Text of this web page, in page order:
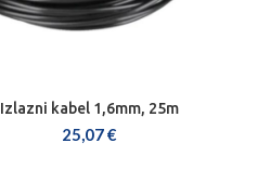
DODAJ U KOŠARICU
Izlazni kabel 1,6mm, 25m
25,07€